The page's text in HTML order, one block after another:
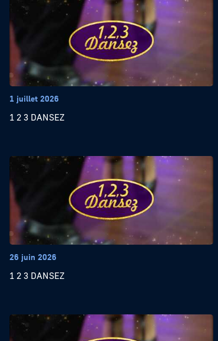
1 juillet 2026
1 2 3 DANSEZ
26 juin 2026
1 2 3 DANSEZ